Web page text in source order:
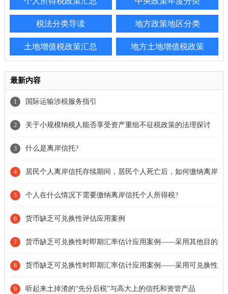
税法分类导读 地方政策地区分类
土地增值税政策汇总 地方土地增值税政策
最新内容
1 国际运输涉税服务指引
2 关于小规模纳税人能否享受资产重组不征税政策的法理探讨
3 什么是离岸信托?
4 居民个人离岸信托存续期间，居民个人死亡后，如何缴纳离岸
信托个人所得税?
5 个人在什么情况下需要缴纳离岸信托个人所得税?
6 货币缺乏可兑换性评估应用案例
7 货币缺乏可兑换性时即期汇率估计应用案例——采用其他目的
下的可观察汇率
8 货币缺乏可兑换性时即期汇率估计应用案例——采用可兑换性
恢复后的首个汇率
9 听起来土掉渣的“先分后税”与高大上的信托和资管产品